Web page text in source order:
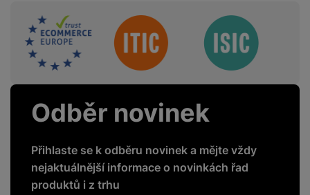
Sdružení
Odběr novinek
Přihlaste se k odběru novinek a mějte vždy
nejaktuálnější informace o novinkách řad
produktů i z trhu